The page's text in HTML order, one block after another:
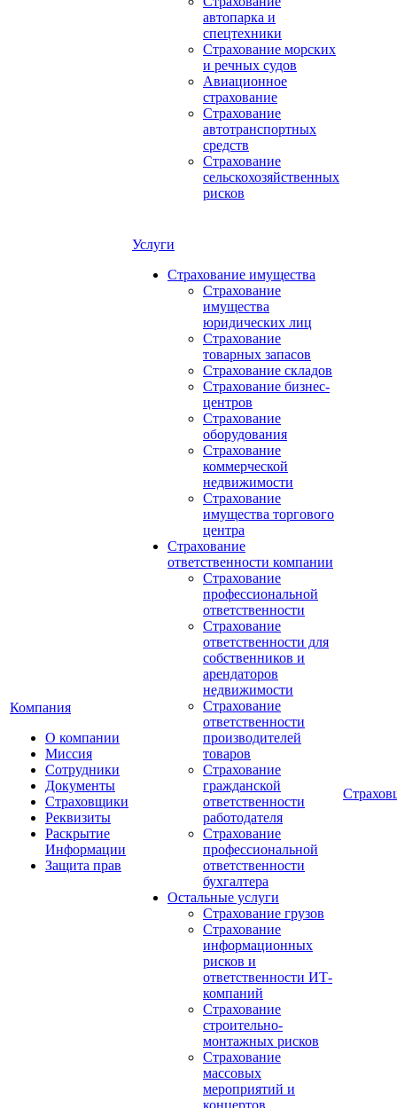
автопарка и
спецтехники
Страхование морских
и речных судов
Авиационное
страхование
Страхование
автотранспортных
средств
Страхование
сельскохозяйственных
рисков
Компания
О компании
Миссия
Сотрудники
Документы
Страховщики
Реквизиты
Раскрытие
Информации
Защита прав
Услуги
Страхование имущества
Страхование
имущества
юридических лиц
Страхование
товарных запасов
Страхование складов
Страхование бизнес-
центров
Страхование
оборудования
Страхование
коммерческой
недвижимости
Страхование
имущества торгового
центра
Страхование
ответственности компании
Страхование
профессиональной
ответственности
Страхование
ответственности для
собственников и
арендаторов
недвижимости
Страхование
ответственности
производителей
товаров
Страхование
гражданской
ответственности
работодателя
Страхование
профессиональной
ответственности
бухгалтера
Остальные услуги
Страхование грузов
Страхование
информационных
рисков и
ответственности ИТ-
компаний
Страхование
строительно-
монтажных рисков
Страхование
массовых
мероприятий и
концертов